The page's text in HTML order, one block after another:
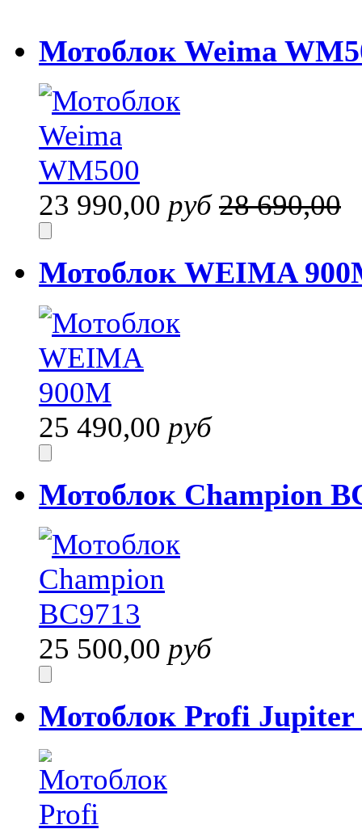
Мотоблок Weima
23 990,00 руб 28 690,00
Мотоблок WEIMA
25 490,00 руб
Мотоблок Champion
25 500,00 руб
Мотоблок Profi Jupiter